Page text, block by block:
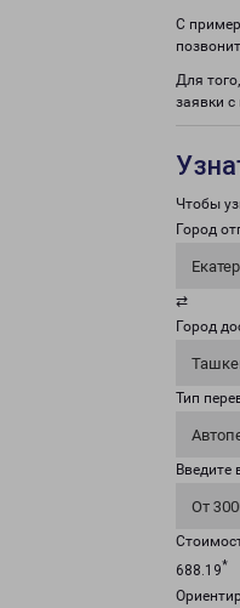
С
Для
заявки
Чтобы
Город
⇄
Город
Тип
Введите
От
688.19*